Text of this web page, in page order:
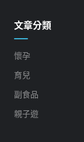
文章分類
懷孕
育兒
副食品
親子遊